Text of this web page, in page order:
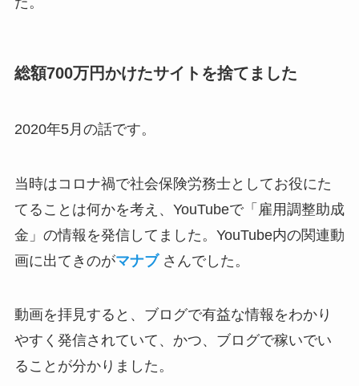
総額700万円かけたサイトを捨てました
2020年5月の話です。
当時はコロナ禍で社会保険労務士としてお役にた
てることは何かを考え、YouTubeで「雇用調整助成
金」の情報を発信してました。YouTube内の関連動
画に出てきのがマナブさんでした。
動画を拝見すると、ブログで有益な情報をわかり
やすく発信されていて、かつ、ブログで稼いでい
ることが分かりました。